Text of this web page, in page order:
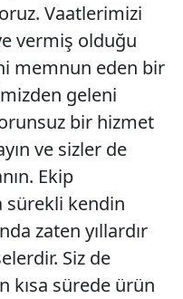
Vaatlerimizi
vermiş olduğu
memnun eden bir
geleni
bir hizmet
ve sizler de
Ekip
sürekli kendin
zaten yıllardır
Siz de
kısa sürede ürün